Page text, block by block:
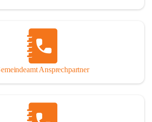
Ansprechpartner